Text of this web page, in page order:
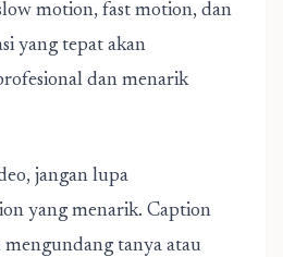
motion, fast motion, dan
yang tepat akan
dan menarik
jangan lupa
yang menarik. Caption
tanya atau